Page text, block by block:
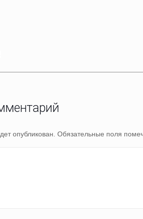
опубликован. Обязательные поля